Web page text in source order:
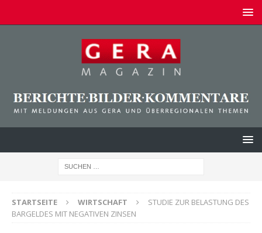
STARTSEITE WIRTSCHAFT
STUDIE ZUR BELASTUNG DES
BARGELDES MIT NEGATIVEN ZINSEN